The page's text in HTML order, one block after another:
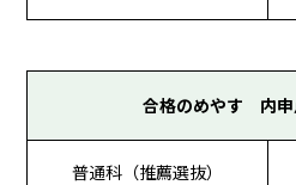
合格のめやす 内申
普通科（推薦選抜）